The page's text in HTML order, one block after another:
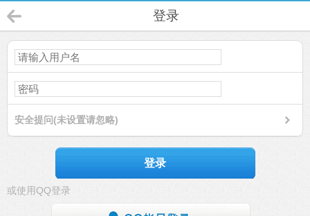
登录
安全提问(未设置请忽略)
登录
或使用QQ登录